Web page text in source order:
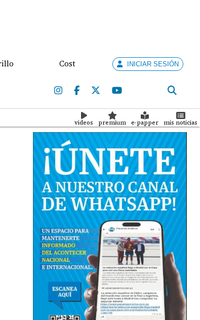
Costa Rica busca destrabar disputa
INICIAR SESIÓN
videos premium e-papper mis noticias